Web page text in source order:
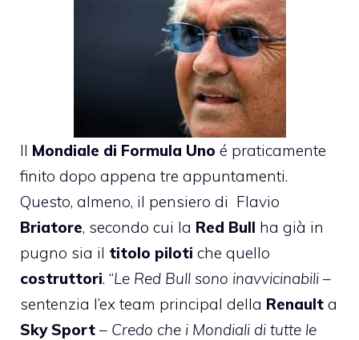
Il Mondiale di Formula Uno é praticamente
finito dopo appena tre appuntamenti.
Questo, almeno, il pensiero di Flavio
Briatore, secondo cui la Red Bull ha già in
pugno sia il titolo piloti che quello
costruttori. “Le Red Bull sono inavvicinabili –
sentenzia l’ex team principal della Renault a
Sky Sport – Credo che i Mondiali di tutte le